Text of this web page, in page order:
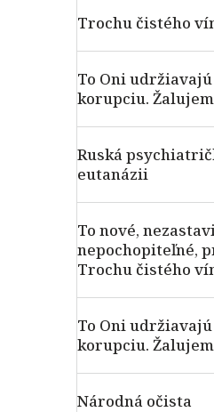
Trochu čistého
To Oni
korupciu.
Ruská
eutanázii
To nové,
nepochopiteľné,
Trochu čistého
To Oni
korupciu.
Národná očista